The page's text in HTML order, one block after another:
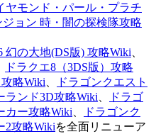
ヤモンド・パール・プラチ
ョン 時・闇の探検隊攻略
幻の大地(DS版) 攻略Wiki
ドラクエ8（3DS版）攻略
略Wiki
ドラゴンクエスト
ランド3D攻略Wiki
ドラゴ
カー攻略Wiki
ドラゴンク
2攻略Wikiを全面リニューア